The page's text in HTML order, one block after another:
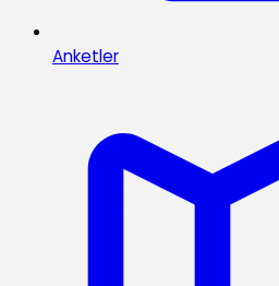
Anketler